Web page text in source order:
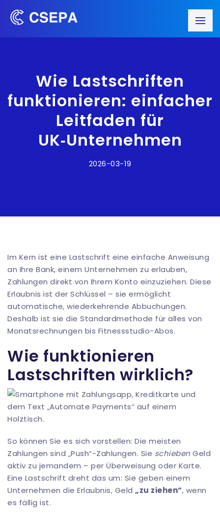
Wie Lastschriften
funktionieren: einfacher
Leitfaden für
UK‑Unternehmen
2026-03-19
Im Kern ist eine Lastschrift eine einfache Anweisung
an Ihre Bank, einem Unternehmen zu erlauben,
Zahlungen direkt von Ihrem Konto einzuziehen. Diese
Erlaubnis ist der Schlüssel – sie ermöglicht
automatische, wiederkehrende Abbuchungen.
Deshalb ist sie die Standardmethode für alles von
Monatsrechnungen bis Fitnessstudio-Abos.
Wie funktionieren
Lastschriften wirklich?
So können Sie es sich vorstellen: Die meisten
Zahlungen sind „Push“-Zahlungen. Sie schieben Geld
aktiv zu jemandem – per Überweisung oder Karte.
Eine Lastschrift dreht das um: Sie geben einem
Unternehmen die Erlaubnis, Geld „zu ziehen“, wenn
es fällig ist.